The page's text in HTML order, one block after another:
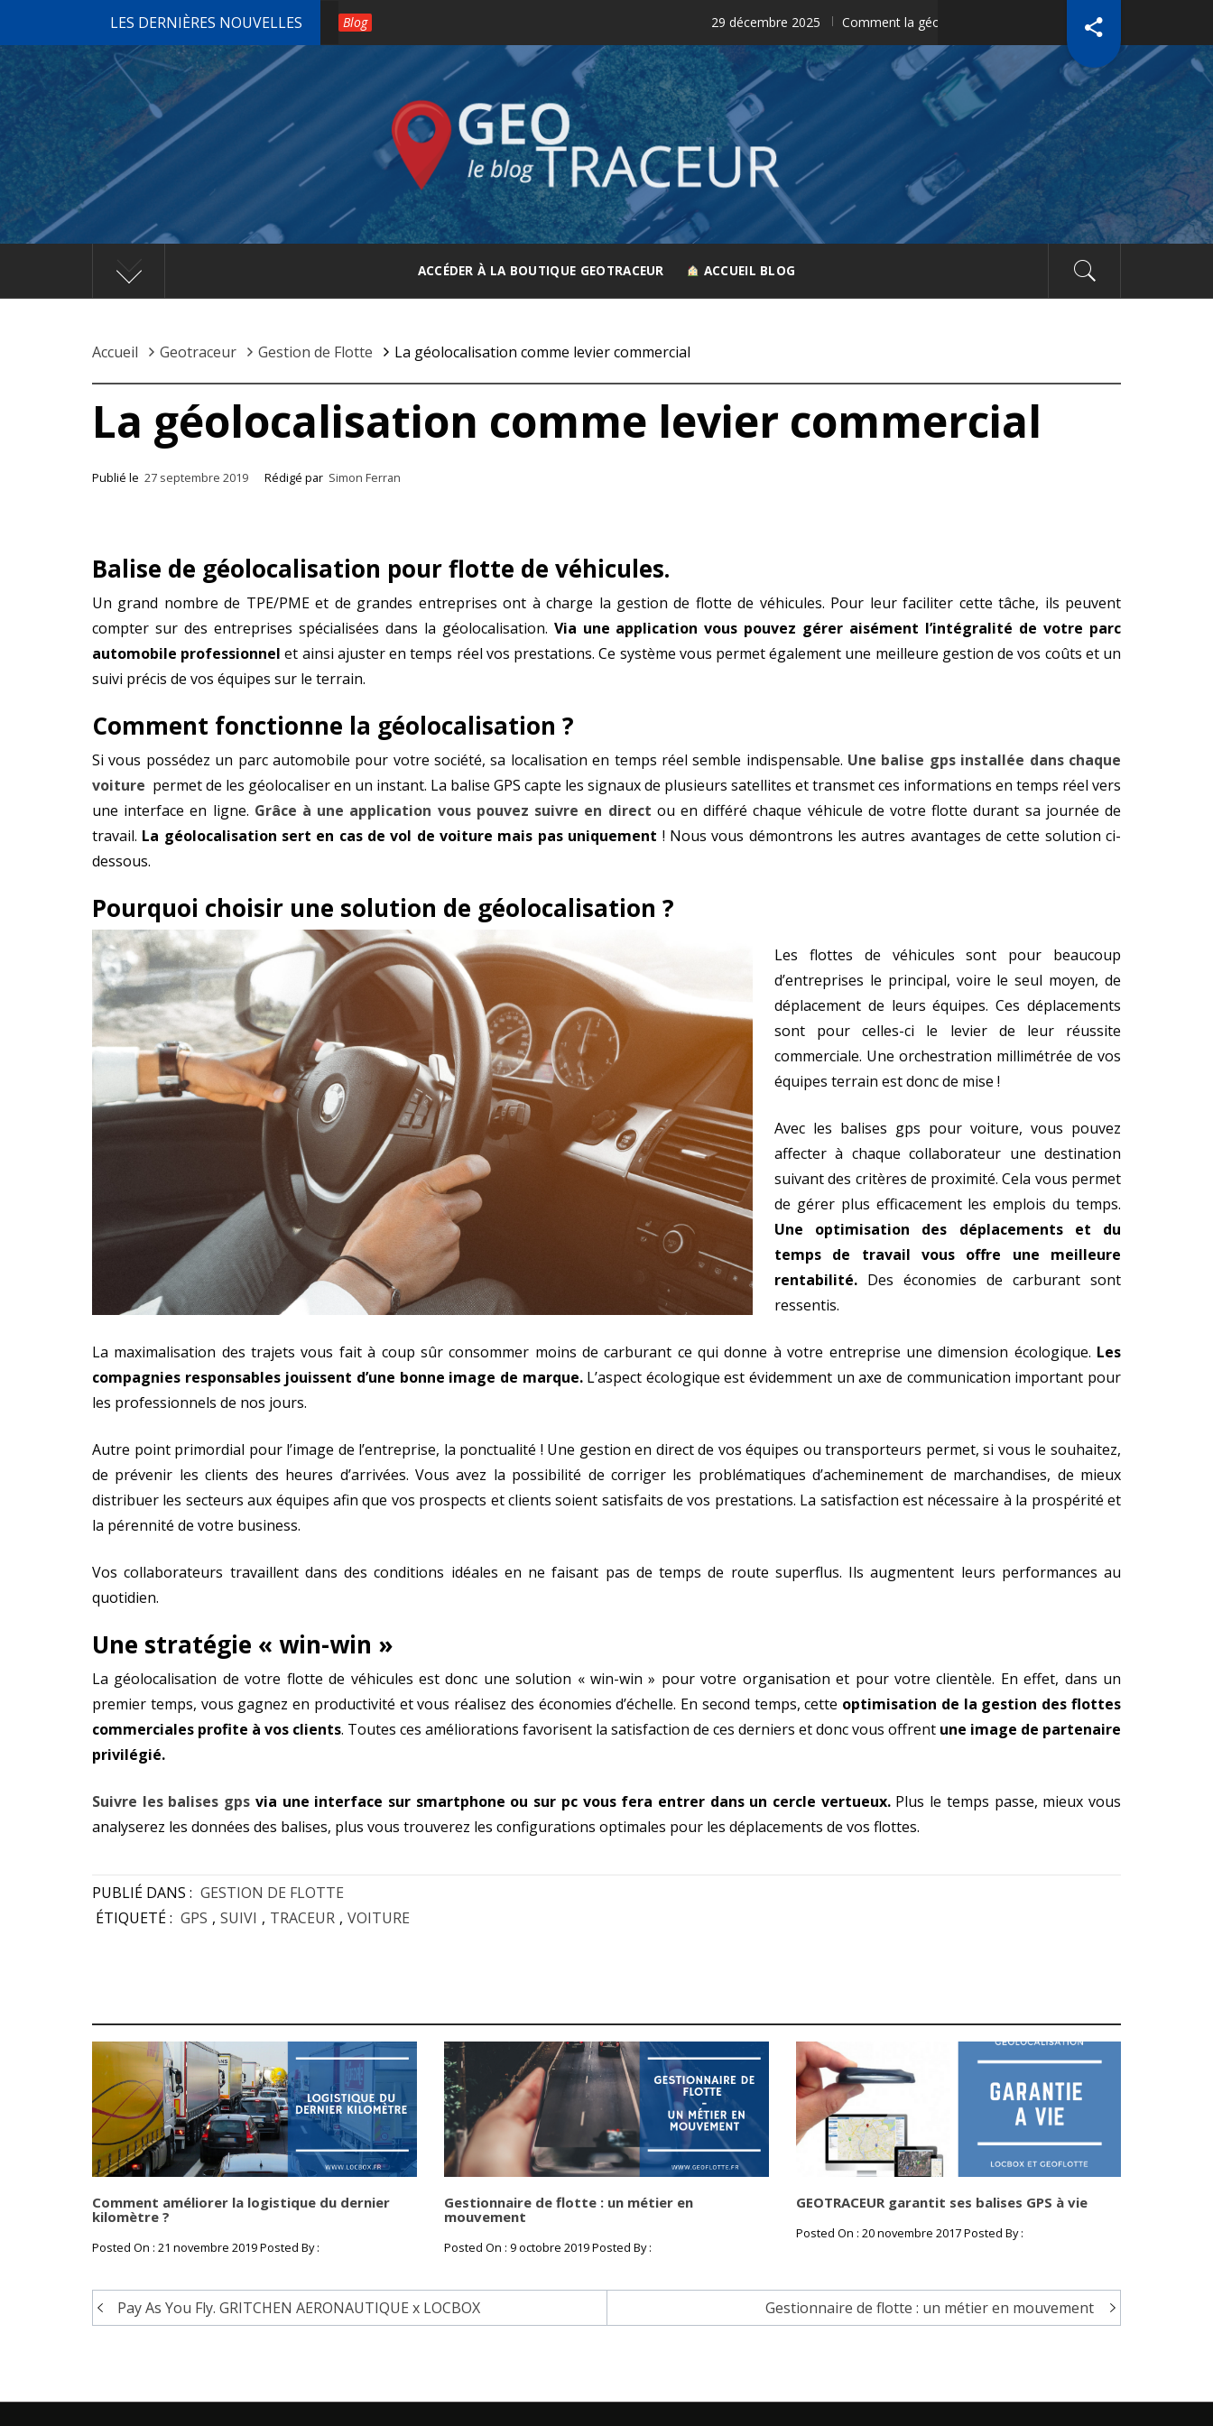
contenu
LES DERNIÈRES NOUVELLES Blog 29 décembre 2025 Comment la géolocalisation révolutionne la gestion des équipements
GEOTRACEUR
Le spécialiste de la géolocalisation
ACCÉDER À LA BOUTIQUE GEOTRACEUR ACCUEIL BLOG
Accueil Geotraceur Gestion de Flotte La géolocalisation comme levier commercial
La géolocalisation comme levier commercial
Publié le 27 septembre 2019 Rédigé par Simon Ferran
Balise de géolocalisation pour flotte de véhicules.
Un grand nombre de TPE/PME et de grandes entreprises ont à charge la gestion de flotte de véhicules. Pour leur faciliter cette tâche, ils peuvent
compter sur des entreprises spécialisées dans la géolocalisation. Via une application vous pouvez gérer aisément l’intégralité de votre parc
automobile professionnel et ainsi ajuster en temps réel vos prestations. Ce système vous permet également une meilleure gestion de vos coûts et un
suivi précis de vos équipes sur le terrain.
Comment fonctionne la géolocalisation ?
Si vous possédez un parc automobile pour votre société, sa localisation en temps réel semble indispensable. Une balise gps installée dans chaque
voiture permet de les géolocaliser en un instant. La balise GPS capte les signaux de plusieurs satellites et transmet ces informations en temps réel vers
une interface en ligne. Grâce à une application vous pouvez suivre en direct ou en différé chaque véhicule de votre flotte durant sa journée de
travail. La géolocalisation sert en cas de vol de voiture mais pas uniquement ! Nous vous démontrons les autres avantages de cette solution ci-
dessous.
Pourquoi choisir une solution de géolocalisation ?
Les flottes de véhicules sont pour beaucoup
d’entreprises le principal, voire le seul moyen, de
déplacement de leurs équipes. Ces déplacements
sont pour celles-ci le levier de leur réussite
commerciale. Une orchestration millimétrée de vos
équipes terrain est donc de mise !
Avec les balises gps pour voiture, vous pouvez
affecter à chaque collaborateur une destination
suivant des critères de proximité. Cela vous permet
de gérer plus efficacement les emplois du temps.
Une optimisation des déplacements et du
temps de travail vous offre une meilleure
rentabilité. Des économies de carburant sont
ressentis.
La maximalisation des trajets vous fait à coup sûr consommer moins de carburant ce qui donne à votre entreprise une dimension écologique. Les
compagnies responsables jouissent d’une bonne image de marque.L’aspect écologique est évidemment un axe de communication important pour
les professionnels de nos jours.
Autre point primordial pour l’image de l’entreprise, la ponctualité ! Une gestion en direct de vos équipes ou transporteurs permet, si vous le souhaitez,
de prévenir les clients des heures d’arrivées. Vous avez la possibilité de corriger les problématiques d’acheminement de marchandises, de mieux
distribuer les secteurs aux équipes afin que vos prospects et clients soient satisfaits de vos prestations. La satisfaction est nécessaire à la prospérité et
la pérennité de votre business.
Vos collaborateurs travaillent dans des conditions idéales en ne faisant pas de temps de route superflus. Ils augmentent leurs performances au
quotidien.
Une stratégie « win-win »
La géolocalisation de votre flotte de véhicules est donc une solution « win-win » pour votre organisation et pour votre clientèle. En effet, dans un
premier temps, vous gagnez en productivité et vous réalisez des économies d’échelle. En second temps, cette optimisation de la gestion des flottes
commerciales profite à vos clients. Toutes ces améliorations favorisent la satisfaction de ces derniers et donc vous offrent une image de partenaire
privilégié.
Suivre les balises gps via une interface sur smartphone ou sur pc vous fera entrer dans un cercle vertueux. Plus le temps passe, mieux vous
analyserez les données des balises, plus vous trouverez les configurations optimales pour les déplacements de vos flottes.
PUBLIÉ DANS : GESTION DE FLOTTE
ÉTIQUETÉ : GPS , SUIVI , TRACEUR , VOITURE
Comment améliorer la logistique du dernier
kilomètre ?
Posted On : 21 novembre 2019 Posted By :
Gestionnaire de flotte : un métier en
mouvement
Posted On : 9 octobre 2019 Posted By :
GEOTRACEUR garantit ses balises GPS à vie
Posted On : 20 novembre 2017 Posted By :
Navigation
Pay As You Fly. GRITCHEN AERONAUTIQUE x LOCBOX Gestionnaire de flotte : un métier en mouvement